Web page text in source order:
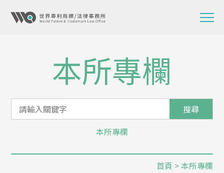
本所專欄
搜尋
本所專欄
首頁 > 本所專欄